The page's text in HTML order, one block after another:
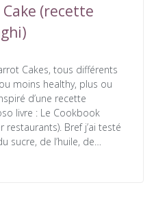
(recette
Cakes, tous différents
moins healthy, plus ou
d’une recette
livre : Le Cookbook
Bref j’ai testé
sucre, de l’huile, de…